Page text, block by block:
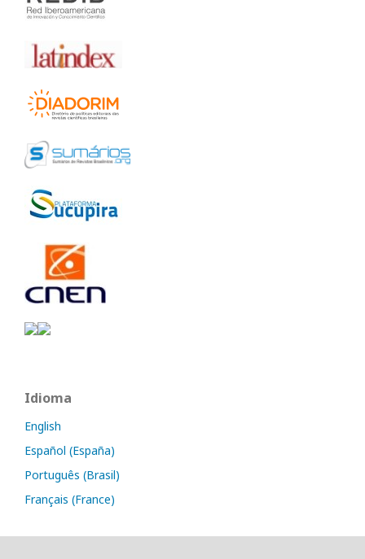
Idioma
English
Español (España)
Português (Brasil)
Français (France)